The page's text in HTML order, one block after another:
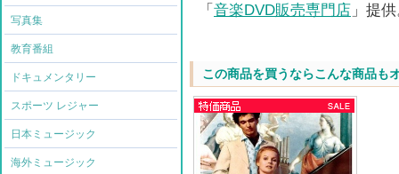
写真集
教育番組
ドキュメンタリー
スポーツ レジャー
日本ミュージック
海外ミュージック
「 音楽DVD販売専門店 」提
この商品を買うならこんな商品も